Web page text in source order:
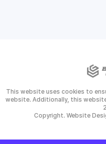
This website uses cookies to
website. Additionally, this
Copyright. Website